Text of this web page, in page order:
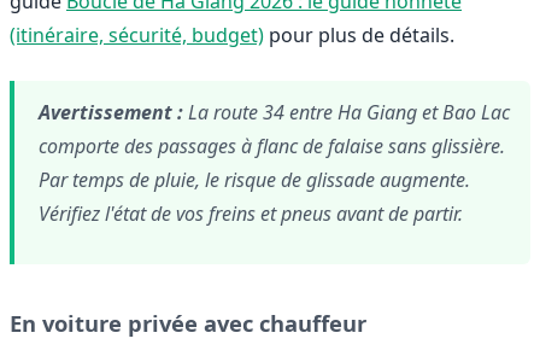
(itinéraire, sécurité, budget) pour plus de détails.
Avertissement :La route 34 entre Ha Giang et Bao Lac
comporte des passages à flanc de falaise sans glissière.
Par temps de pluie, le risque de glissade augmente.
Vérifiez l'état de vos freins et pneus avant de partir.
En voiture privée avec chauffeur